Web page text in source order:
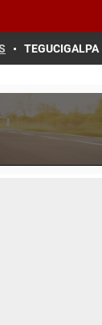
TEGUCIGALPA